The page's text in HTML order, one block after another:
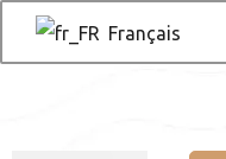
Français